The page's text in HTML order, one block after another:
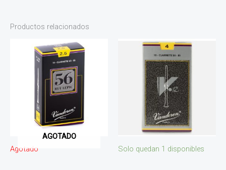
Productos relacionados
AGOTADO
Agotado
Solo quedan 1 disponibles